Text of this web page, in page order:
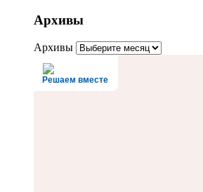
Архивы
Архивы
Решаем вместе